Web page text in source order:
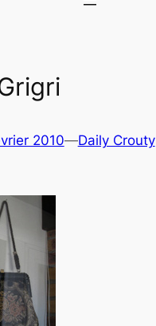
2010—Daily Crouty